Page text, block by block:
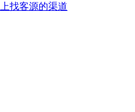
找客源的渠道